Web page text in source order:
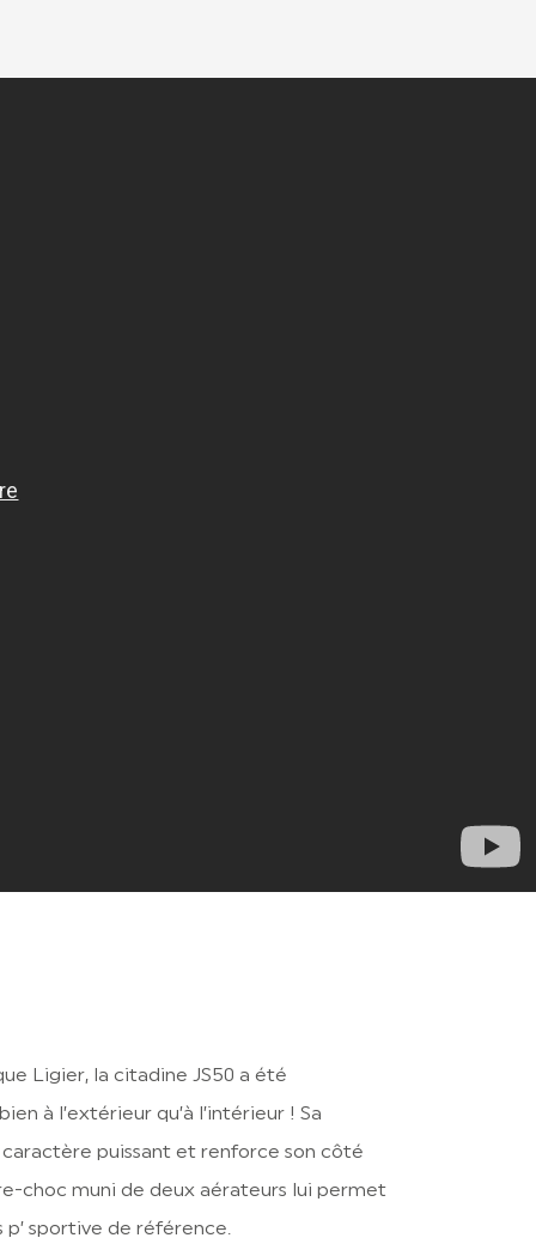
Ligier, la citadine JS50 a été
à l’extérieur qu’à l’intérieur ! Sa
puissant et renforce son côté
choc muni de deux aérateurs lui permet
p’ sportive de référence.